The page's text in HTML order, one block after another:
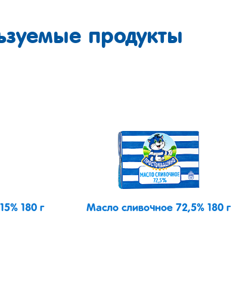
продукты
180 г Масло сливочное 72,5% 180 г